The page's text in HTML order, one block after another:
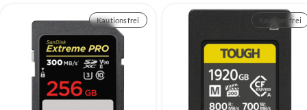
Kautionsfrei Kautionsfrei